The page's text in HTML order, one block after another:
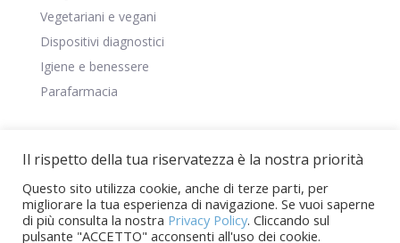
Vegetariani e vegani
Dispositivi diagnostici
Igiene e benessere
Parafarmacia
Negozio
Il Mio Account
Carrello
Il rispetto della tua riservatezza è la nostra priorità
Questo sito utilizza cookie, anche di terze parti, per
migliorare la tua esperienza di navigazione. Se vuoi saperne
di più consulta la nostra Privacy Policy. Cliccando sul
pulsante "ACCETTO" acconsenti all'uso dei cookie.